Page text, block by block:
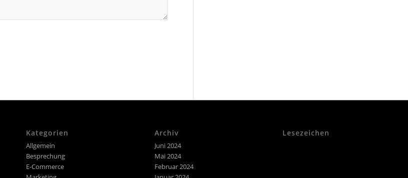
Kategorien
Allgemein
Besprechung
E-Commerce
Archiv
Juni 2024
Mai 2024
Februar 2024
Lesezeichen